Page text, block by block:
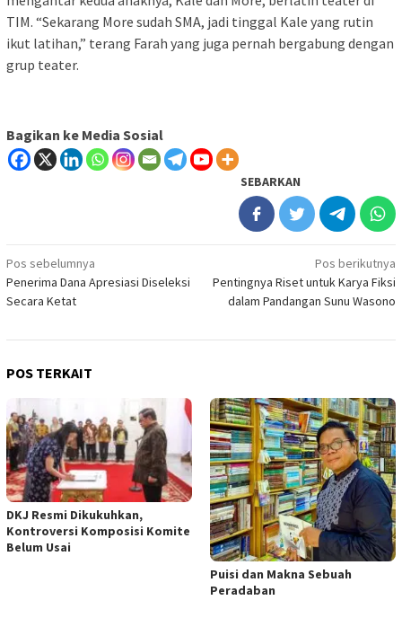
TIM. “Sekarang More sudah SMA, jadi tinggal Kale yang rutin
ikut latihan,” terang Farah yang juga pernah bergabung dengan
grup teater.
Bagikan ke Media Sosial
SEBARKAN
Navigasi
pos
Pos sebelumnya
Penerima Dana Apresiasi Diseleksi
Secara Ketat
Pos berikutnya
Pentingnya Riset untuk Karya Fiksi
dalam Pandangan Sunu Wasono
POS TERKAIT
DKJ Resmi Dikukuhkan,
Kontroversi Komposisi Komite
Belum Usai
Puisi dan Makna Sebuah
Peradaban